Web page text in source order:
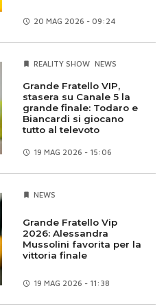
20 MAG 2026 - 09:24
REALITY SHOW NEWS
Grande Fratello VIP,
stasera su Canale 5 la
grande finale: Todaro e
Biancardi si giocano
tutto al televoto
19 MAG 2026 - 15:06
NEWS
Grande Fratello Vip
2026: Alessandra
Mussolini favorita per la
vittoria finale
19 MAG 2026 - 11:38